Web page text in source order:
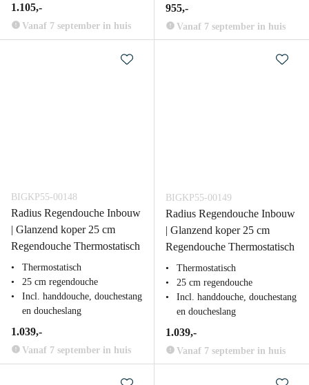
1.105,-
Vanaf 7 september in huis
955,-
Vanaf 7 september in huis
BIGKP55-00148
Radius Regendouche Inbouw
| Glanzend koper 25 cm
Regendouche Thermostatisch
Thermostatisch
25 cm regendouche
Incl. handdouche, douchestang
en doucheslang
1.039,-
Vanaf 7 september in huis
BIGKP55-00149
Radius Regendouche Inbouw
| Glanzend koper 25 cm
Regendouche Thermostatisch
Thermostatisch
25 cm regendouche
Incl. handdouche, douchestang
en doucheslang
1.039,-
Vanaf 7 september in huis